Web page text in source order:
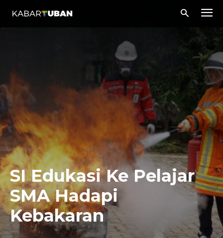
SI Edukasi Ke Pelajar
SMA Hadapi
Kebakaran